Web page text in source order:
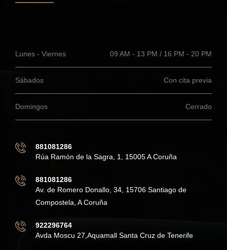
Lunes - Viernes 09 AM - 13 PM / 16 PM - 20 PM
Sábados Con cita previa
Domingos Cerrado
881081286
Rúa Ramón de la Sagra, 1, 15005 A Coruña
881081286
Av. de Romero Donallo, 34, 15706 Santiago de
Compostela, A Coruña
922296764
Avda Moscu 27,Aquamall Santa Cruz de Tenerife